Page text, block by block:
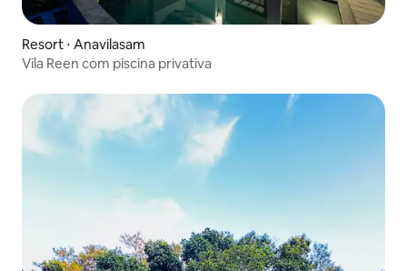
Resort ⋅ Anavilasam
Vila Reen com piscina privativa